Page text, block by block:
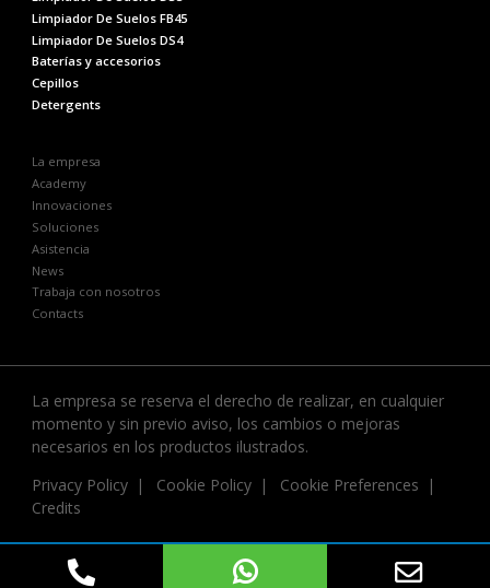
Limpiador De Suelos FB45
Limpiador De Suelos DS4
Baterías y accesorios
Cepillos
Detergents
La empresa
Academy
Innovaciones
Soluciones
Asistencia
News
Trabaja con nosotros
Contacts
La empresa se reserva el derecho de realizar, en cualquier
momento y sin previo aviso, los cambios o mejoras
necesarios en los productos ilustrados.
Privacy Policy
Cookie Policy
Cookie Preferences
Credits